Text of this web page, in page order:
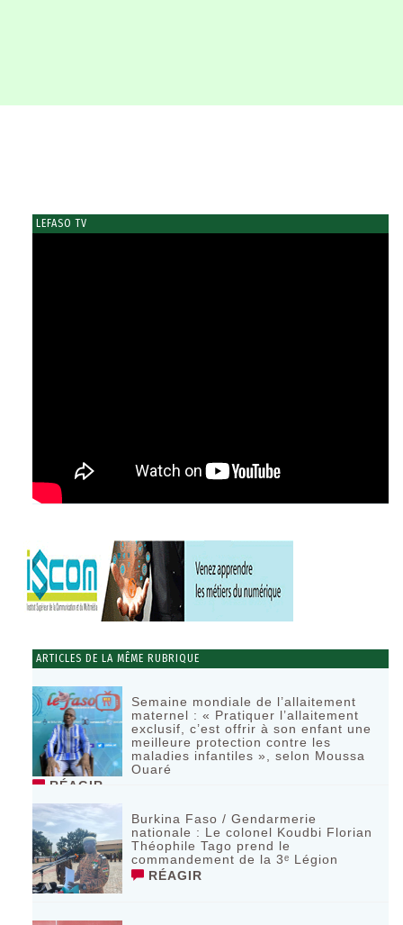
LEFASO TV
ARTICLES DE LA MÊME RUBRIQUE
Semaine mondiale de l’allaitement
maternel : « Pratiquer l’allaitement
exclusif, c’est offrir à son enfant une
meilleure protection contre les
maladies infantiles », selon Moussa
Ouaré
RÉAGIR
Burkina Faso / Gendarmerie
nationale : Le colonel Koudbi Florian
Théophile Tago prend le
commandement de la 3ᵉ Légion
RÉAGIR